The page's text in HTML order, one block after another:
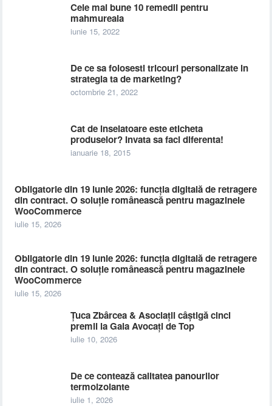
Cele mai bune 10 remedii pentru
mahmureala
iunie 15, 2022
De ce sa folosesti tricouri personalizate in
strategia ta de marketing?
octombrie 21, 2022
Cat de inselatoare este eticheta
produselor? Invata sa faci diferenta!
ianuarie 18, 2015
Obligatorie din 19 iunie 2026: funcția digitală de retragere
din contract. O soluție românească pentru magazinele
WooCommerce
iulie 15, 2026
Obligatorie din 19 iunie 2026: funcția digitală de retragere
din contract. O soluție românească pentru magazinele
WooCommerce
iulie 15, 2026
Țuca Zbârcea & Asociații câștigă cinci
premii la Gala Avocați de Top
iulie 10, 2026
De ce contează calitatea panourilor
termoizolante
iulie 1, 2026